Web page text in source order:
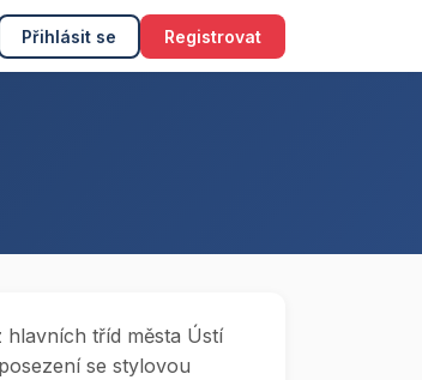
Přihlásit se Registrovat
hlavních tříd města Ústí
se stylovou